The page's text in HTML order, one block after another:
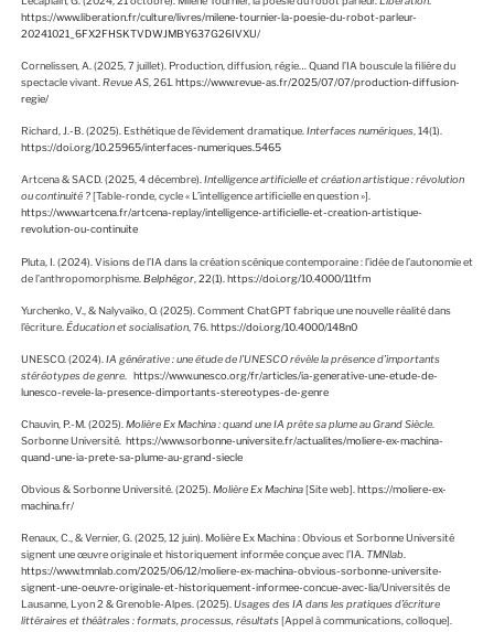
https://www.liberation.fr/culture/livres/milene-tournier-la-poesie-du-robot-parleur-
20241021_6FX2FHSKTVDWJMBY637G26IVXU/
Cornelissen, A. (2025, 7 juillet). Production, diffusion, régie… Quand l’IA bouscule la filière du
spectacle vivant.Revue AS, 261.https://www.revue-as.fr/2025/07/07/production-diffusion-
regie/
Richard, J.-B. (2025). Esthétique de l’évidement dramatique.Interfaces numériques, 14(1).
https://doi.org/10.25965/interfaces-numeriques.5465
Artcena & SACD. (2025, 4 décembre).Intelligence artificielle et création artistique : révolution
ou continuité ?[Table-ronde, cycle « L’intelligence artificielle en question »].
https://www.artcena.fr/artcena-replay/intelligence-artificielle-et-creation-artistique-
revolution-ou-continuite
Pluta, I. (2024). Visions de l’IA dans la création scénique contemporaine : l’idée de l’autonomie et
de l’anthropomorphisme. Belphégor, 22(1). https://doi.org/10.4000/11tfm
Yurchenko, V., & Nalyvaiko, O. (2025). Comment ChatGPT fabrique une nouvelle réalité dans
l’écriture. Éducation et socialisation, 76. https://doi.org/10.4000/148n0
UNESCO. (2024). IA générative : une étude de l’UNESCO révèle la présence d’importants
stéréotypes de genre. https://www.unesco.org/fr/articles/ia-generative-une-etude-de-
lunesco-revele-la-presence-dimportants-stereotypes-de-genre
Chauvin, P.-M. (2025). Molière Ex Machina : quand une IA prête sa plume au Grand Siècle.
Sorbonne Université. https://www.sorbonne-universite.fr/actualites/moliere-ex-machina-
quand-une-ia-prete-sa-plume-au-grand-siecle
Obvious & Sorbonne Université. (2025). Molière Ex Machina[Site web]. https://moliere-ex-
machina.fr/
Renaux, C., & Vernier, G. (2025, 12 juin). Molière Ex Machina : Obvious et Sorbonne Université
signent une œuvre originale et historiquement informée conçue avec l’IA. TMNlab
https://www.tmnlab.com/2025/06/12/moliere-ex-machina-obvious-sorbonne-universite-
signent-une-oeuvre-originale-et-historiquement-informee-concue-avec-lia/Universités de
Lausanne, Lyon 2 & Grenoble-Alpes. (2025). Usages des IA dans les pratiques d’écriture
littéraires et théâtrales : formats, processus, résultats[Appel à communications, colloque].